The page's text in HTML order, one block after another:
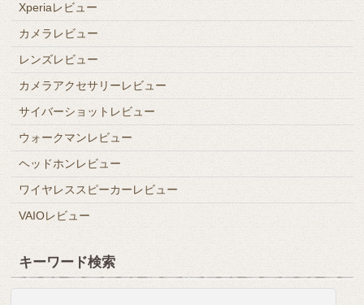
Xperiaレビュー
カメラレビュー
レンズレビュー
カメラアクセサリーレビュー
サイバーショットレビュー
ウォークマンレビュー
ヘッドホンレビュー
ワイヤレススピーカーレビュー
VAIOレビュー
キーワード検索